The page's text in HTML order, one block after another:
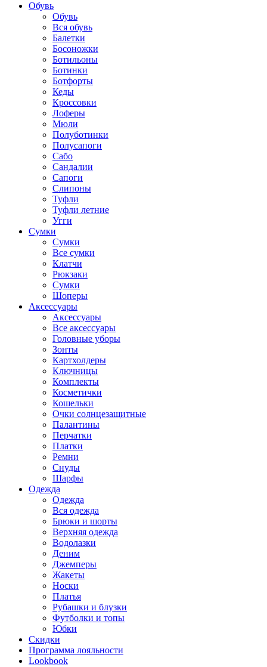
Обувь
Обувь
Вся обувь
Балетки
Босоножки
Ботильоны
Ботинки
Ботфорты
Кеды
Кроссовки
Лоферы
Мюли
Полуботинки
Полусапоги
Сабо
Сандалии
Сапоги
Слипоны
Туфли
Туфли летние
Угги
Сумки
Сумки
Все сумки
Клатчи
Рюкзаки
Сумки
Шоперы
Аксессуары
Аксессуары
Все аксессуары
Головные уборы
Зонты
Картхолдеры
Ключницы
Комплекты
Косметички
Кошельки
Очки солнцезащитные
Палантины
Перчатки
Платки
Ремни
Снуды
Шарфы
Одежда
Одежда
Вся одежда
Брюки и шорты
Верхняя одежда
Водолазки
Деним
Джемперы
Жакеты
Носки
Платья
Рубашки и блузки
Футболки и топы
Юбки
Скидки
Программа лояльности
Lookbook